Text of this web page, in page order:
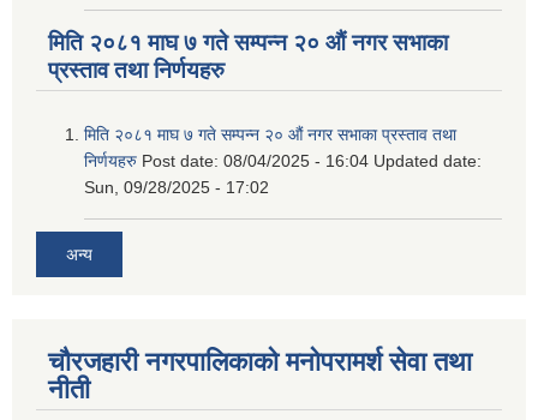
मिति २०८१ माघ ७ गते सम्पन्न २० औं नगर सभाका
प्रस्ताव तथा निर्णयहरु
मिति २०८१ माघ ७ गते सम्पन्न २० औं नगर सभाका प्रस्ताव तथा
निर्णयहरु Post date: 08/04/2025 - 16:04 Updated date:
Sun, 09/28/2025 - 17:02
अन्य
चौरजहारी नगरपालिकाको मनोपरामर्श सेवा तथा
नीती